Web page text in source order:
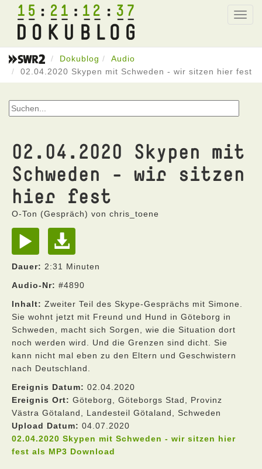
15 21 12 37
Dokublog
Audio
02.04.2020 Skypen mit Schweden - wir sitzen hier fest
02.04.2020 Skypen mit
Schweden - wir sitzen
hier fest
O-Ton (Gespräch) von chris_toene
Dauer: 2:31 Minuten
Audio-Nr: #4890
Inhalt: Zweiter Teil des Skype-Gesprächs mit Simone.
Sie wohnt jetzt mit Freund und Hund in Göteborg in
Schweden, macht sich Sorgen, wie die Situation dort
noch werden wird. Und die Grenzen sind dicht. Sie
kann nicht mal eben zu den Eltern und Geschwistern
nach Deutschland.
Ereignis Datum: 02.04.2020
Ereignis Ort: Göteborg, Göteborgs Stad, Provinz
Västra Götaland, Landesteil Götaland, Schweden
Upload Datum: 04.07.2020
02.04.2020 Skypen mit Schweden - wir sitzen hier
fest als MP3 Download